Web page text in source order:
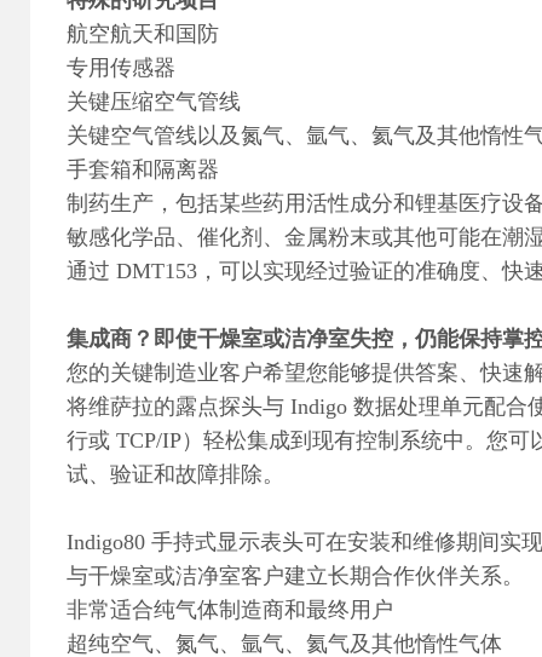
航空航天和国防
专用传感器
关键压缩空气管线
关键空气管线以及氮气、氩气、氦气及其他惰性
手套箱和隔离器
制药生产，包括某些药用活性成分和锂基医疗设
敏感化学品、催化剂、金属粉末或其他可能在潮
通过 DMT153，可以实现经过验证的准确度、
集成商？即使干燥室或洁净室失控，仍能保持掌
您的关键制造业客户希望您能够提供答案、快速
将维萨拉的露点探头与 Indigo 数据处理单元配合
行或 TCP/IP）轻松集成到现有控制系统中。您
试、验证和故障排除。
Indigo80 手持式显示表头可在安装和维修期间实
与干燥室或洁净室客户建立长期合作伙伴关系。
非常适合纯气体制造商和最终用户
超纯空气、氮气、氩气、氦气及其他惰性气体